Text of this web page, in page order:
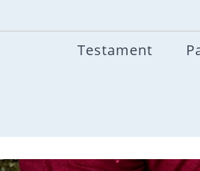
Testament